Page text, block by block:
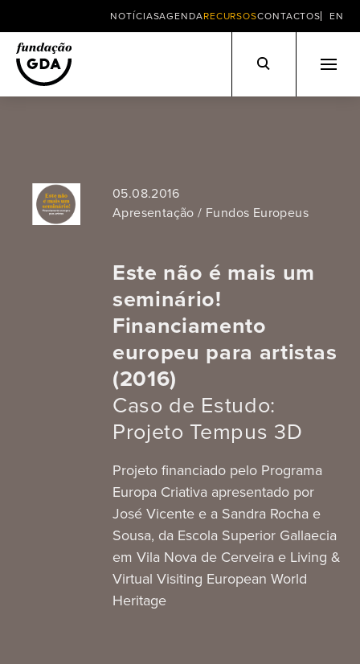
NOTÍCIASAGENDARECURSOSCONTACTOS EN
05.08.2016
Apresentação / Fundos Europeus
Este não é mais um
seminário!
Financiamento
europeu para artistas
(2016)
Caso de Estudo:
Projeto Tempus 3D
Projeto financiado pelo Programa
Europa Criativa apresentado por
José Vicente e a Sandra Rocha e
Sousa, da Escola Superior Gallaecia
em Vila Nova de Cerveira e Living &
Virtual Visiting European World
Heritage